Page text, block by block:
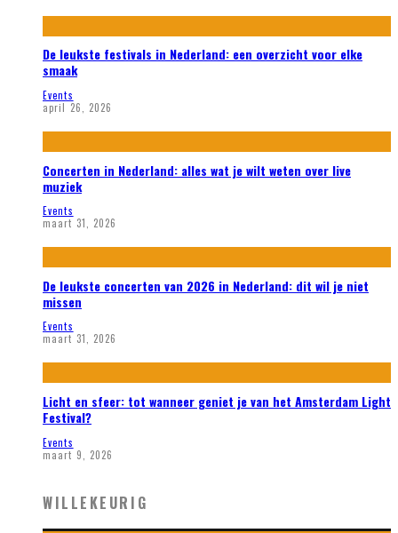
De leukste festivals in Nederland: een overzicht voor elke
smaak
Events
april 26, 2026
Concerten in Nederland: alles wat je wilt weten over live
muziek
Events
maart 31, 2026
De leukste concerten van 2026 in Nederland: dit wil je niet
missen
Events
maart 31, 2026
Licht en sfeer: tot wanneer geniet je van het Amsterdam Light
Festival?
Events
maart 9, 2026
WILLEKEURIG